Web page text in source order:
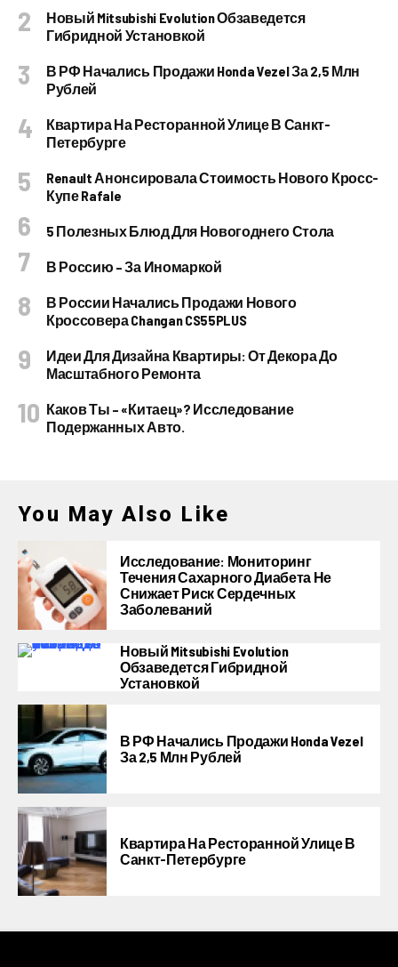
Новый Mitsubishi Evolution Обзаведется
Гибридной Установкой
В РФ Начались Продажи Honda Vezel За 2,5 Млн
Рублей
Квартира На Ресторанной Улице В Санкт-
Петербурге
Renault Анонсировала Стоимость Нового Кросс-
Купе Rafale
5 Полезных Блюд Для Новогоднего Стола
В Россию – За Иномаркой
В России Начались Продажи Нового
Кроссовера Changan CS55PLUS
Идеи Для Дизайна Квартиры: От Декора До
Масштабного Ремонта
Каков Ты – «китаец»? Исследование
Подержанных Авто.
You May Also Like
Исследование: Мониторинг
Течения Сахарного Диабета Не
Снижает Риск Сердечных
Заболеваний
Новый Mitsubishi Evolution
Обзаведется Гибридной
Установкой
В РФ Начались Продажи Honda Vezel
За 2,5 Млн Рублей
Квартира На Ресторанной Улице В
Санкт-Петербурге